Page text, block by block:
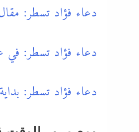
دعاء فؤاد تسطر:
دعاء فؤاد تسطر: في
دعاء فؤاد تسطر: